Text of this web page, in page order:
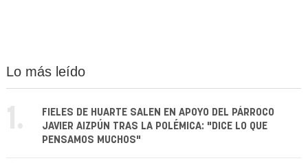
Lo más leído
1.
FIELES DE HUARTE SALEN EN APOYO DEL PÁRROCO
JAVIER AIZPÚN TRAS LA POLÉMICA: "DICE LO QUE
PENSAMOS MUCHOS"